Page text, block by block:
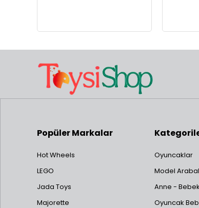
Popüler Markalar
Hot Wheels
LEGO
Jada Toys
Majorette
Oyuncaklar
Model
Anne - Bebek
Oyuncak